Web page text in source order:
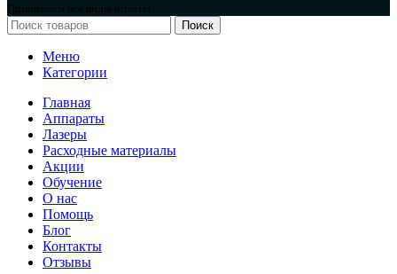
Принимаем все виды оплаты.
Поиск
Меню
Категории
Главная
Аппараты
Лазеры
Расходные материалы
Акции
Обучение
О нас
Помощь
Блог
Контакты
Отзывы